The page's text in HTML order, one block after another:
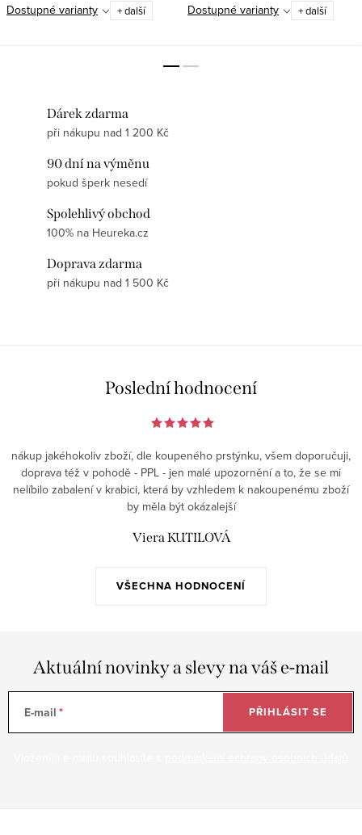
Dostupné varianty
+ další
Dostupné varianty
+ další
Dárek zdarma
při nákupu nad 1 200 Kč
90 dní na výměnu
pokud šperk nesedí
Spolehlivý obchod
100% na Heureka.cz
Doprava zdarma
při nákupu nad 1 500 Kč
Poslední hodnocení
VŠECHNA HODNOCENÍ
nákup jakéhokoliv zboží, dle koupeného prstýnku, všem doporučuji,
doprava též v pohodě - PPL - jen malé upozornění a to, že se mi
nelíbilo zabalení v krabici, která by vzhledem k nakoupenému zboží
by měla být okázalejší
Viera KUTILOVÁ
Aktuální novinky a slevy na váš e-mail
E-mail PŘIHLÁSIT SE